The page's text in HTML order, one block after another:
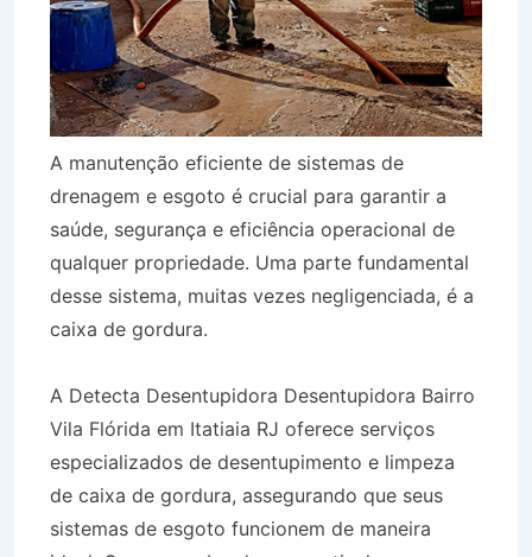
A manutenção eficiente de sistemas de
drenagem e esgoto é crucial para garantir a
saúde, segurança e eficiência operacional de
qualquer propriedade. Uma parte fundamental
desse sistema, muitas vezes negligenciada, é a
caixa de gordura.
A Detecta Desentupidora Desentupidora Bairro
Vila Flórida em Itatiaia RJ oferece serviços
especializados de desentupimento e limpeza
de caixa de gordura, assegurando que seus
sistemas de esgoto funcionem de maneira